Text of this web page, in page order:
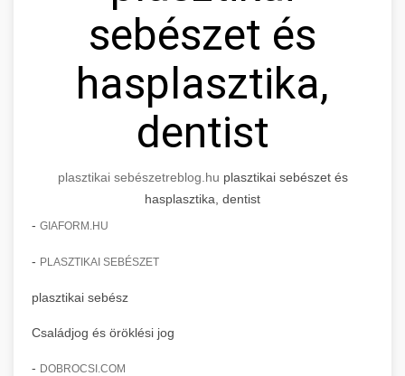
sebészet és
hasplasztika,
dentist
plasztikai sebészetreblog.hu plasztikai sebészet és
hasplasztika, dentist
- GIAFORM.HU
- PLASZTIKAI SEBÉSZET
plasztikai sebész
Családjog és öröklési jog
- DOBROCSI.COM